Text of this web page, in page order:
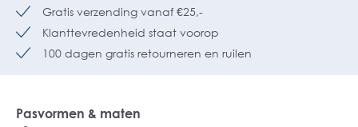
Gratis verzending vanaf €25,-
Klanttevredenheid staat voorop
100 dagen gratis retourneren en ruilen
Pasvormen & maten